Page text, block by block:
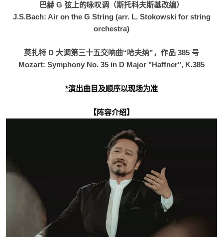
巴赫 G 弦上的咏叹调（斯托科夫斯基改编）
J.S.Bach: Air on the G String (arr. L. Stokowski for string
orchestra)
莫扎特 D 大调第三十五交响曲“哈夫纳”，作品 385 号
Mozart: Symphony No. 35 in D Major "Haffner", K.385
*演出曲目及顺序以现场为准
【阵容介绍】